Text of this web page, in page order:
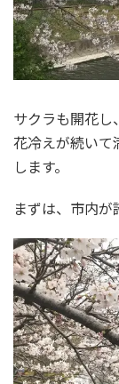
サクラも開花し
花冷えが続いて
します。
まずは、市内が